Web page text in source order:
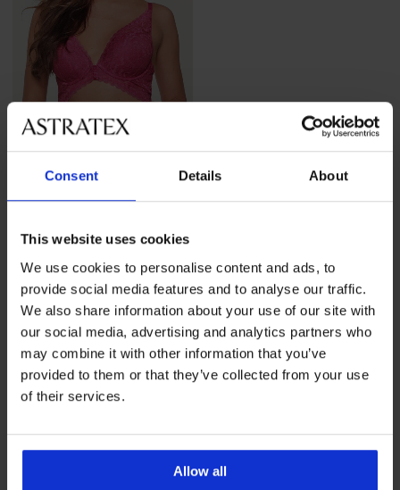
Consent Details About
This website uses cookies
We use cookies to personalise content and ads, to
provide social media features and to analyse our traffic.
We also share information about your use of our site with
our social media, advertising and analytics partners who
may combine it with other information that you’ve
provided to them or that they’ve collected from your use
of their services.
Allow all
Сутиен Orchid подплатен
(157,00 лв.)
Astratex
Dorina Rosme Jadea
Най-често избираните цветове